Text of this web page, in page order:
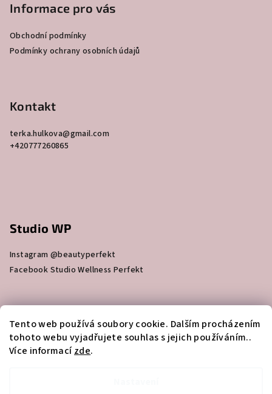
Tento web používá soubory cookie. Dalším procházením
tohoto webu vyjadřujete souhlas s jejich používáním..
Více informacízde.
Informace pro vás
Obchodní podmínky
Podmínky ochrany osobních údajů
Kontakt
terka.hulkova@gmail.com
+420777260865
Studio WP
Instagram @beautyperfekt
Facebook Studio Wellness Perfekt
Skin Bar Beauty Perfekt
Instagram @skin_bar_beautyperfekt